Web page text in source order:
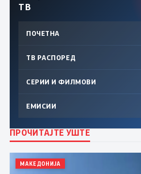
ТВ
ПОЧЕТНА
ТВ РАСПОРЕД
СЕРИИ И ФИЛМОВИ
ЕМИСИИ
ПРОЧИТАЈТЕ УШТЕ
МАКЕДОНИЈА